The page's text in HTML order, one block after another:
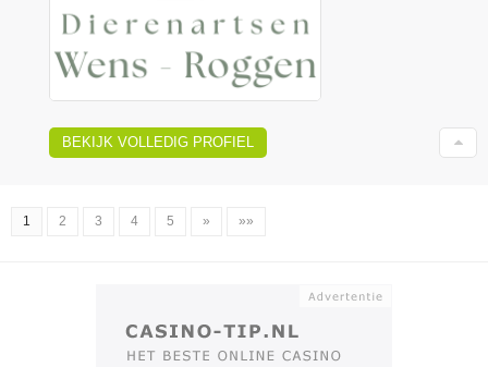
BEKIJK VOLLEDIG PROFIEL
1 2 3 4 5 » »»